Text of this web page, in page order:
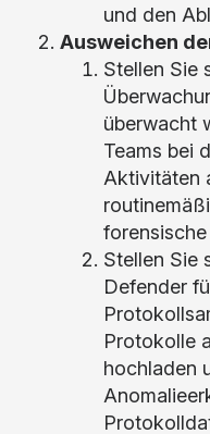
und den
Ausweichen
Stellen Sie
überwacht
Teams bei
Aktivitäten
Stellen Sie
Defender
Protokolle
hochladen